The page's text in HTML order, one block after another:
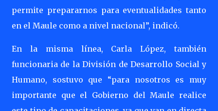
permite prepararnos para eventualidades tanto
en el Maule como a nivel nacional”, indicó.
En la misma línea, Carla López, también
funcionaria de la División de Desarrollo Social y
Humano, sostuvo que “para nosotros es muy
importante que el Gobierno del Maule realice